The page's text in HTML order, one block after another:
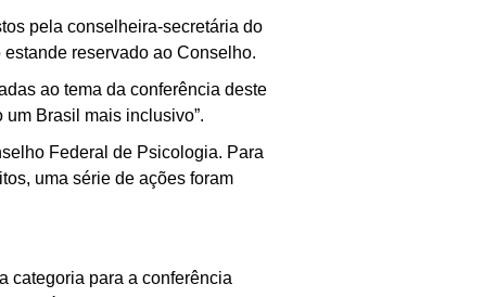
pela conselheira-secretária do
reservado ao Conselho.
ao tema da conferência deste
Brasil mais inclusivo”.
Federal de Psicologia. Para
uma série de ações foram
categoria para a conferência